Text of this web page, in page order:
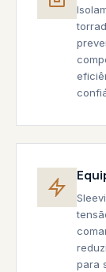
para